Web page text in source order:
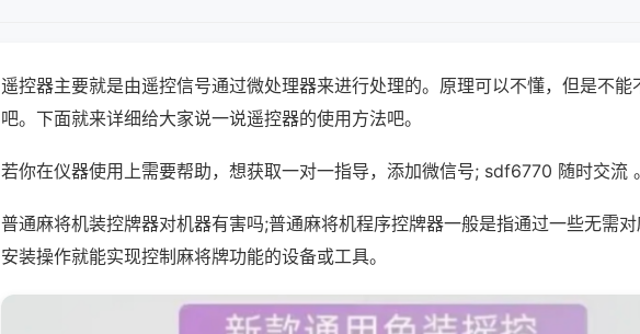
遥控器主要就是由遥控信号通过微处理器来进行处理的。原理可以不懂，但是不能
吧。下面就来详细给大家说一说遥控器的使用方法吧。
若你在仪器使用上需要帮助，想获取一对一指导，添加微信号; sdf6770 随时交流 。
普通麻将机装控牌器对机器有害吗;普通麻将机程序控牌器一般是指通过一些无需
安装操作就能实现控制麻将牌功能的设备或工具。